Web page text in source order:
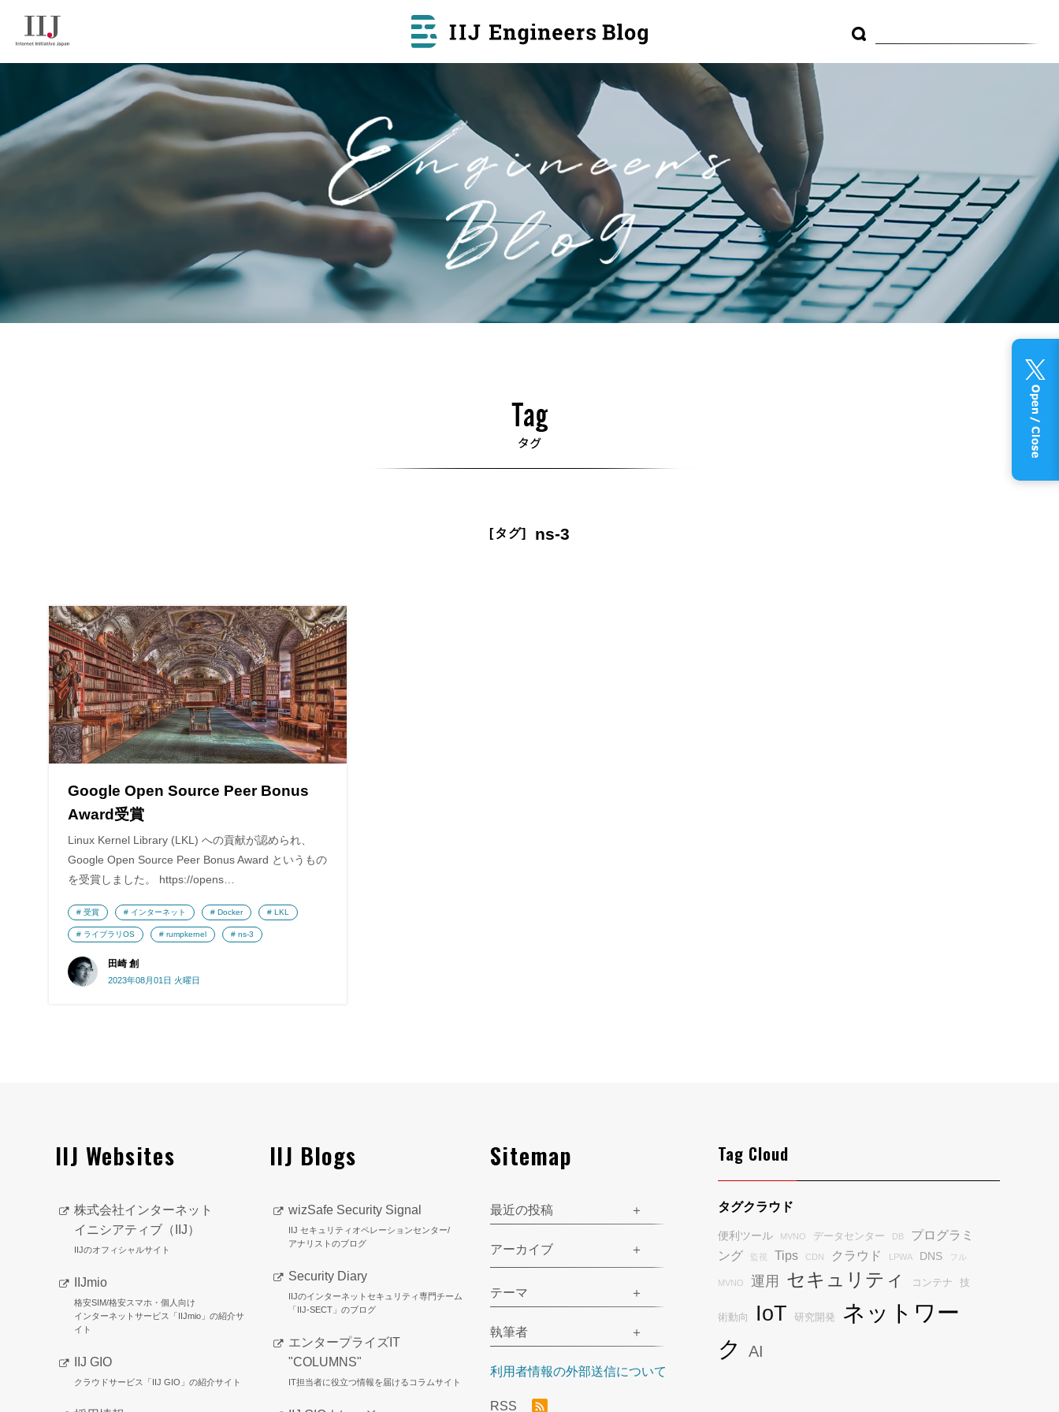
[タグ] ns-3
Google Open Source Peer Bonus
Award受賞
Linux Kernel Library (LKL) への貢献が認められ、
Google Open Source Peer Bonus Award というもの
を受賞しました。 https://opens…
田崎 創
2023年08月01日 火曜日
受賞 インターネット Docker LKL
ライブラリOS rumpkernel ns-3
IIJ Websites
株式会社インターネット
イニシアティブ（IIJ）
IIJのオフィシャルサイト
IIJmio
格安SIM/格安スマホ・個人向け
インターネットサービス「IIJmio」の紹介サ
イト
IIJ GIO
クラウドサービス「IIJ GIO」の紹介サイト
IIJ Blogs
wizSafe Security Signal
IIJ セキュリティオペレーションセンター/
アナリストのブログ
Security Diary
IIJのインターネットセキュリティ専門チーム
「IIJ-SECT」のブログ
エンタープライズIT
"COLUMNS"
IT担当者に役立つ情報を届けるコラムサイト
Sitemap
最近の投稿
アーカイブ
テーマ
執筆者
利用者情報の外部送信について
RSS
Tag Cloud
タグクラウド
便利ツール MVNO データセンター DB
プログラミ
ング
監視 Tips CDN クラウド LPWA DNS フル
MVNO 運用 セキュリティ コンテナ 技
術動向 IoT 研究開発
ネットワー
ク
AI